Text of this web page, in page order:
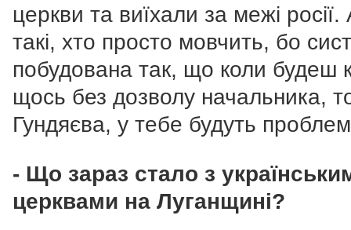
церкви та виїхали за межі росії.
такі, хто просто мовчить, бо
побудована так, що коли будеш
щось без дозволу начальника,
Гундяєва, у тебе будуть
- Що зараз стало з
церквами на Луганщині?